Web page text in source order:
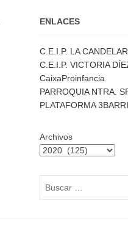
ENLACES
C.E.I.P. LA
C.E.I.P. VICTORIA
CaixaProinfancia
PARROQUIA NTRA.
PLATAFORMA
Archivos